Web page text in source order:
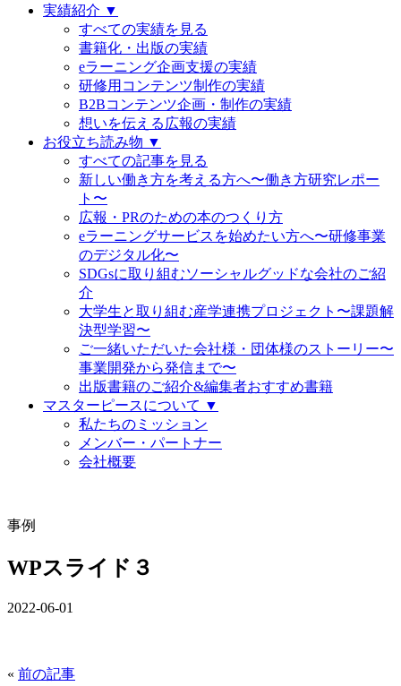
実績紹介 ▼
すべての実績を見る
書籍化・出版の実績
eラーニング企画支援の実績
研修用コンテンツ制作の実績
B2Bコンテンツ企画・制作の実績
想いを伝える広報の実績
お役立ち読み物 ▼
すべての記事を見る
新しい働き方を考える方へ〜働き方研究レポー
ト〜
広報・PRのための本のつくり方
eラーニングサービスを始めたい方へ〜研修事業
のデジタル化〜
SDGsに取り組むソーシャルグッドな会社のご紹
介
大学生と取り組む産学連携プロジェクト〜課題解
決型学習〜
ご一緒いただいた会社様・団体様のストーリー〜
事業開発から発信まで〜
出版書籍のご紹介&編集者おすすめ書籍
マスターピースについて ▼
私たちのミッション
メンバー・パートナー
会社概要
事例
WPスライド３
2022-06-01
« 前の記事